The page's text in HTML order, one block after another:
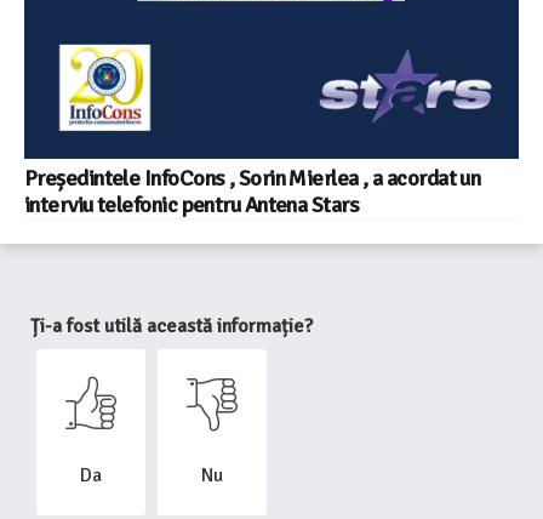
Președintele InfoCons , Sorin Mierlea , a acordat un
interviu telefonic pentru Antena Stars
Ți-a fost utilă această informație?
Da Nu